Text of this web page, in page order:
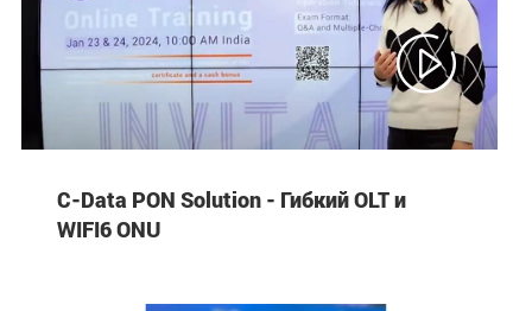

C-Data PON Solution - Гибкий OLT и
WIFI6 ONU